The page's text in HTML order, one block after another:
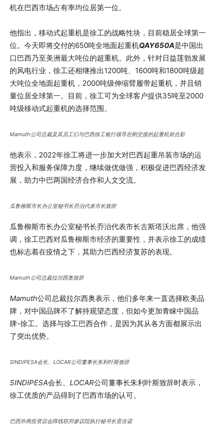
机在巴西市场占有率均位居第一位。
他指出，移动式起重机是徐工的战略性块，目前稳居全球第一
位。今天即将交付的650吨全地面起重机QAY650A是中国出
口巴西乃至美洲最大吨位的超重机。此外，针对日益莲勃发展
的风电行业，徐工还相继推出1200吨、1600吨和1800吨级超
大吨位全地面起重机，2000吨级伸缩臂履带起重机，并且销
量位居全球第一。目前，徐工可为全球客户提供35吨至2000
吨级移动式起重机的选择范围。
Mamuth公司总裁及其员工们与巴西徐工银行领导在刚交接的起重机前合影
他表示，2022年徐工将进一步加大对巴西起重吊装市场的运
营投入和服务保障力度，继续做优做强，积极促进巴西经济发
展，助力中巴两国经济合作和人文交流。
瓜鲁柳斯市长办公室秘书长乔治代表市长致辞
瓜鲁柳斯市长办公室秘书长乔治代表市长古斯塔沃出席，他强
调，徐工巴西对瓜鲁柳斯市经济的重要性，并表示徐工的成绩
也标志着在疫情之下，其助力巴西经济复苏的表现。
Mamuth公司总裁拉尔西奥致辞
Mamuth公司总裁拉尔西奥表示，他们多年来一直选择欧美品
牌，对中国品牌不了解持观望态度，但如今更加青睐中国品
牌-徐工。选择与徐工巴西合作，是因为其从各方面都展示出
了突出优势。
SINDIPESA会长、 LOCAR公司董事长朱利叶斯致辞
SINDIPESA会长、 LOCAR公司董事长朱利叶斯致辞时表示，
徐工优质的产品得到了巴西市场的认可。
巴西外商投资议会阵线联邦参议院执行秘书长雷吉诺